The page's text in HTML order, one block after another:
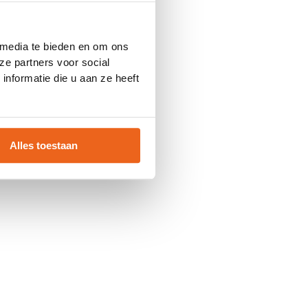
te bieden en om ons
partners voor social
die u aan ze heeft
Alles toestaan
consolefor more information).